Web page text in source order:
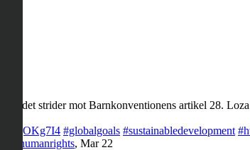
det strider mot Barnkonventionens artikel 28.
#globalgoals #sustainabledevelopment
#humanrights, Mar 22